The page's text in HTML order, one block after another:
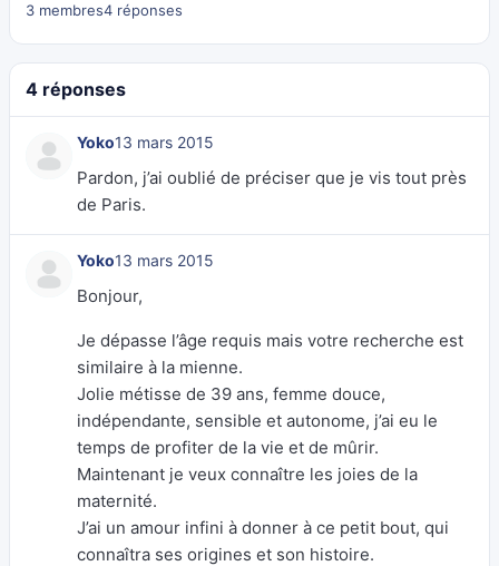
3 membres4 réponses
4 réponses
Yoko13 mars 2015
Pardon, j’ai oublié de préciser que je vis tout près
de Paris.
Yoko13 mars 2015
Bonjour,
Je dépasse l’âge requis mais votre recherche est
similaire à la mienne.
Jolie métisse de 39 ans, femme douce,
indépendante, sensible et autonome, j’ai eu le
temps de profiter de la vie et de mûrir.
Maintenant je veux connaître les joies de la
maternité.
J’ai un amour infini à donner à ce petit bout, qui
connaîtra ses origines et son histoire.